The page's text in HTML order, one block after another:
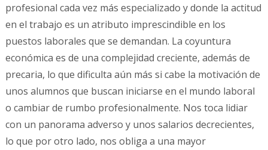
profesional cada vez más especializado y donde la actitud
en el trabajo es un atributo imprescindible en los
puestos laborales que se demandan. La coyuntura
económica es de una complejidad creciente, además de
precaria, lo que dificulta aún más si cabe la motivación de
unos alumnos que buscan iniciarse en el mundo laboral
o cambiar de rumbo profesionalmente. Nos toca lidiar
con un panorama adverso y unos salarios decrecientes,
lo que por otro lado, nos obliga a una mayor